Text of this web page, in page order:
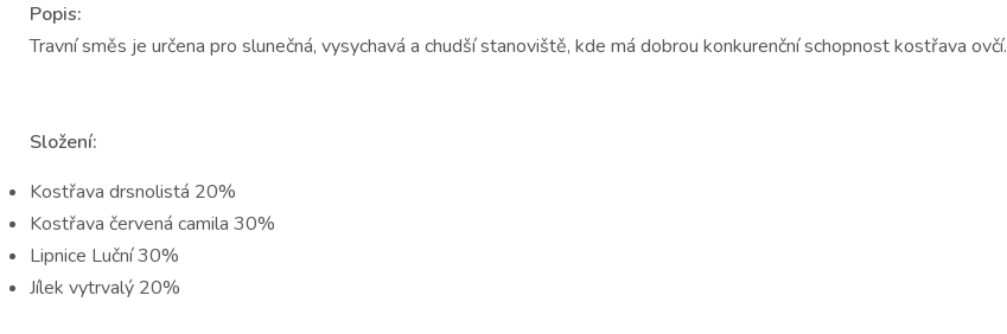
Popis:
Travní směs je určena pro slunečná, vysychavá a chudší stanoviště, kde má dobrou konkurenční schopnost kostřava ovčí.
Složení:
Kostřava drsnolistá 20%
Kostřava červená camila 30%
Lipnice Luční 30%
Jílek vytrvalý 20%